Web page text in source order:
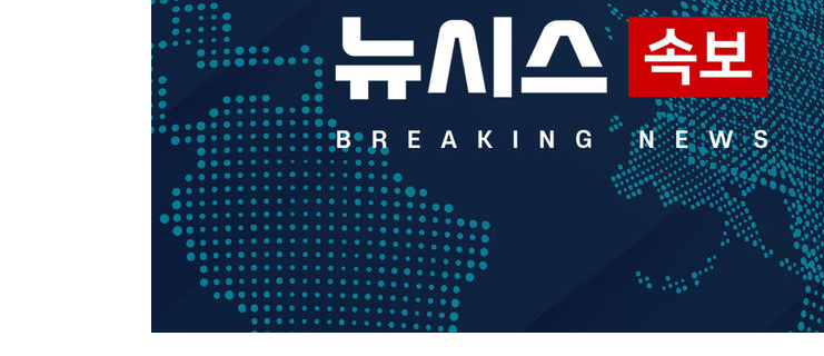
[속보] 호르무즈 해협 이란-오만 협상 기대속 뉴욕증시 혼조 마감 다
[속보] 이란 대통령 "지금 최고지도자와 소통하기가 매우 어려워"
[속보] "이란-오만, 호르무즈 해협 통행 항로 합의" 이란 외무부 대변인
1
2